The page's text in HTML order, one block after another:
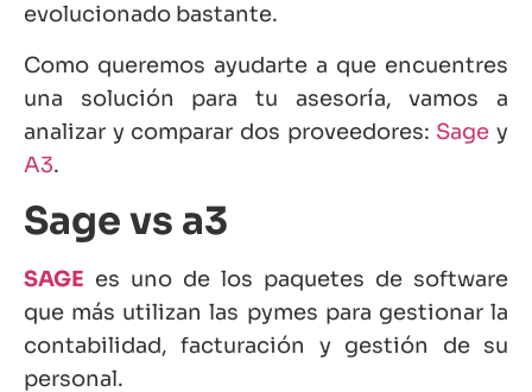
evolucionado bastante.
Como queremos ayudarte a que encuentres
una solución para tu asesoría, vamos a
analizar y comparar dos proveedores: Sage y
A3.
Sage vs a3
SAGE es uno de los paquetes de software
que más utilizan las pymes para gestionar la
contabilidad, facturación y gestión de su
personal.